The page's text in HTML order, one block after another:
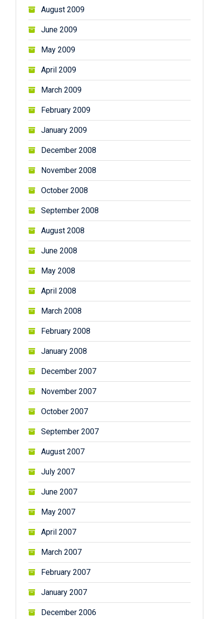
August 2009
June 2009
May 2009
April 2009
March 2009
February 2009
January 2009
December 2008
November 2008
October 2008
September 2008
August 2008
June 2008
May 2008
April 2008
March 2008
February 2008
January 2008
December 2007
November 2007
October 2007
September 2007
August 2007
July 2007
June 2007
May 2007
April 2007
March 2007
February 2007
January 2007
December 2006